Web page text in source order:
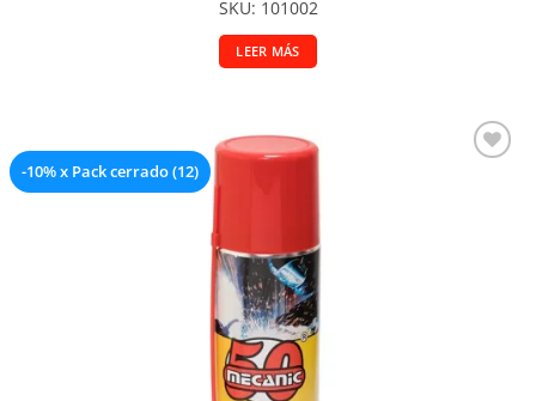
SKU: 101002
LEER MÁS
-10% x Pack cerrado (12)